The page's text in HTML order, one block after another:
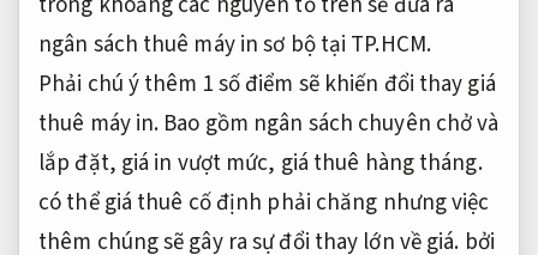
ngân sách thuê máy in sơ bộ tại TP.HCM.
Phải chú ý thêm 1 số điểm sẽ khiến đổi thay giá
thuê máy in. Bao gồm ngân sách chuyên chở và
lắp đặt, giá in vượt mức, giá thuê hàng tháng.
có thể giá thuê cố định phải chăng nhưng việc
thêm chúng sẽ gây ra sự đổi thay lớn về giá. bởi